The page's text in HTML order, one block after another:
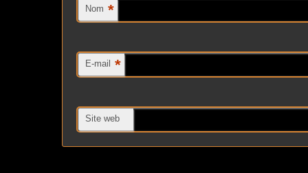
Nom *
E-mail *
Site web